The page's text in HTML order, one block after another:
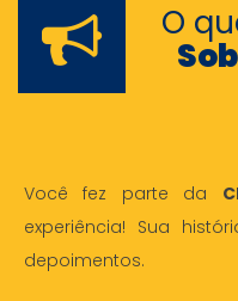
O
Você fez parte da
experiência! Sua
depoimentos.